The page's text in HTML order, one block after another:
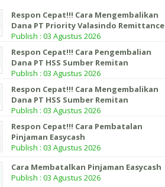
Respon Cepat!!! Cara Mengembalikan
Dana PT Priority Valasindo Remittance
Publish : 03 Agustus 2026
Respon Cepat!!! Cara Pengembalian
Dana PT HSS Sumber Remitan
Publish : 03 Agustus 2026
Respon Cepat!!! Cara Mengembalikan
Dana PT HSS Sumber Remitan
Publish : 03 Agustus 2026
Respon Cepat!!! Cara Pembatalan
Pinjaman Easycash
Publish : 03 Agustus 2026
Cara Membatalkan Pinjaman Easycash
Publish : 03 Agustus 2026